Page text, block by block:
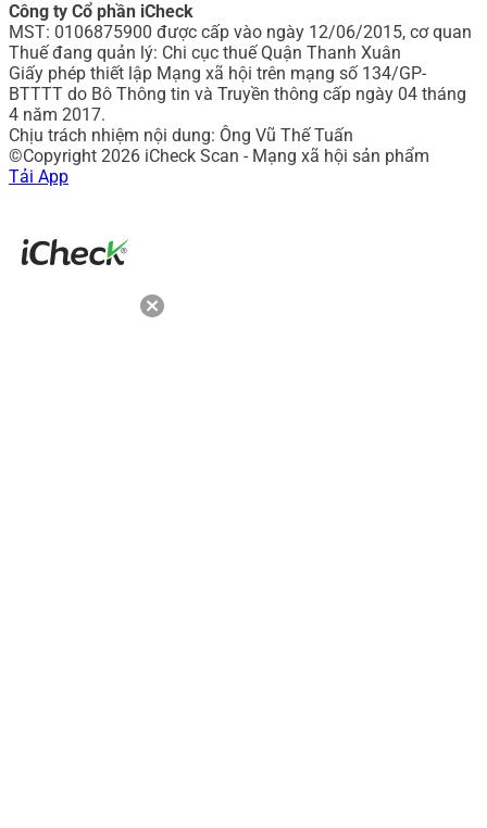
Công ty Cổ phần iCheck
MST: 0106875900 được cấp vào ngày 12/06/2015, cơ quan
Thuế đang quản lý: Chi cục thuế Quận Thanh Xuân
Giấy phép thiết lập Mạng xã hội trên mạng số 134/GP-
BTTTT do Bô Thông tin và Truyền thông cấp ngày 04 tháng
4 năm 2017.
Chịu trách nhiệm nội dung: Ông Vũ Thế Tuấn
©Copyright 2026 iCheck Scan - Mạng xã hội sản phẩm
Tải App